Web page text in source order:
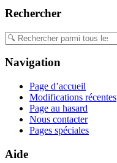
Rechercher
Navigation
Page d’accueil
Modifications récentes
Page au hasard
Nous contacter
Pages spéciales
Aide